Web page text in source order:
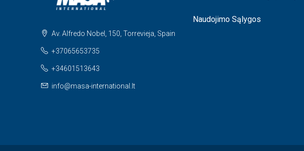
Av. Alfredo Nobel, 150, Torrevieja, Spain
+37065653735
+34601513643
info@masa-international.lt
Naudojimo Sąlygos